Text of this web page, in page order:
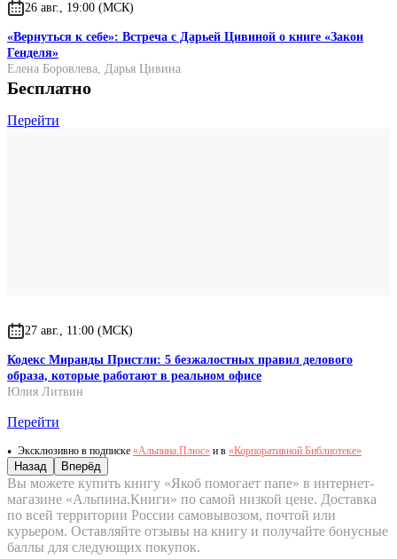
26 авг., 19:00 (МСК)
«Вернуться к себе»: Встреча с Дарьей Цивиной о книге «Закон
Генделя»
Елена Боровлева, Дарья Цивина
Бесплатно
Перейти
27 авг., 11:00 (МСК)
Кодекс Миранды Пристли: 5 безжалостных правил делового
образа, которые работают в реальном офисе
Юлия Литвин
Перейти
Эксклюзивно в подписке «Альпина.Плюс» и в «Корпоративной Библиотеке»
Назад Вперёд
Вы можете купить книгу «Якоб помогает папе» в интернет-
магазине «Альпина.Книги» по самой низкой цене. Доставка
по всей территории России самовывозом, почтой или
курьером. Оставляйте отзывы на книгу и получайте бонусные
баллы для следующих покупок.